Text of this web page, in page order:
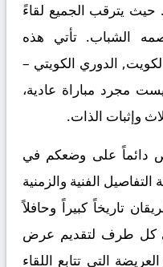
يترقب الجميع لقاءً
الشباب. تأتي هذه
الدوري الكويتي –
مجرد مباراة عادية،
وإثبات الذات.
دائماً على وضعكم في
الفنية والزمنية
تاريخاً كبيراً وحافلاً
كل طرف لتقديم عرض
التي تتابع اللقاء